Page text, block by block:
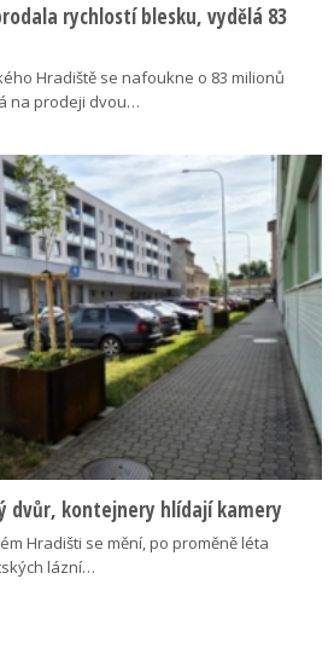
rychlostí blesku, vydělá 83
Hradiště se nafoukne o 83 milionů
na prodeji dvou…
dvůr, kontejnery hlídají kamery
Hradišti se mění, po proměně léta
lázní…